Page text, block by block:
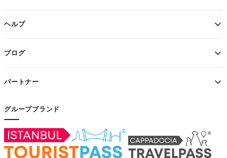
ヘルプ
ブログ
パートナー
グループブランド